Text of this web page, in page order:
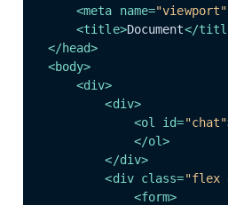
<meta name="viewport"
<title>Document</
</head>
<body>
<div>
<div>
<ol id="chat"
</ol>
</div>
<div class="flex
<form>